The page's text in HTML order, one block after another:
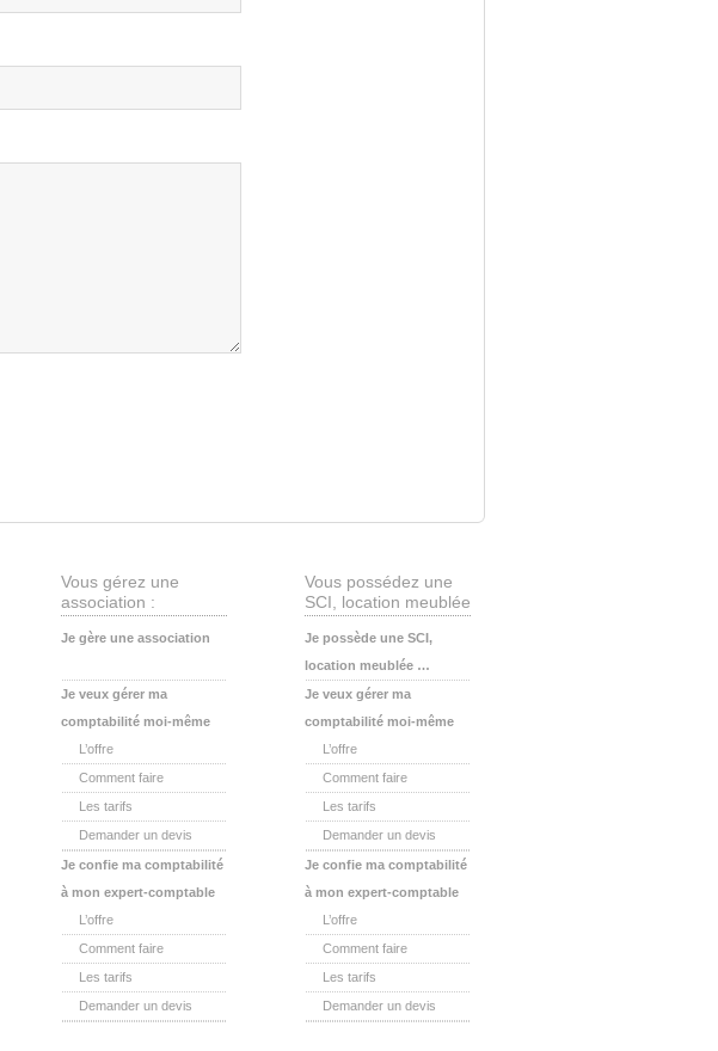
Vous gérez une
association :
Je gère une association
Je veux gérer ma
comptabilité moi-même
L’offre
Comment faire
Les tarifs
Demander un devis
Je confie ma comptabilité
à mon expert-comptable
L’offre
Comment faire
Les tarifs
Demander un devis
Vous possédez une
SCI, location meublée
Je possède une SCI,
location meublée …
Je veux gérer ma
comptabilité moi-même
L’offre
Comment faire
Les tarifs
Demander un devis
Je confie ma comptabilité
à mon expert-comptable
L’offre
Comment faire
Les tarifs
Demander un devis